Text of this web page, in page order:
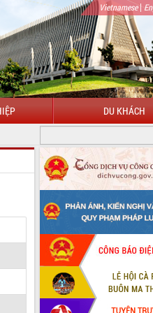
Vietnamese|
DU KHÁCH